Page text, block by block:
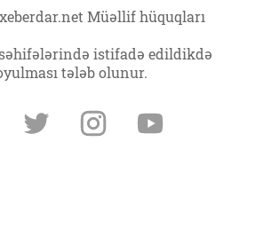
Müəllif hüquqları
istifadə edildikdə
tələb olunur.